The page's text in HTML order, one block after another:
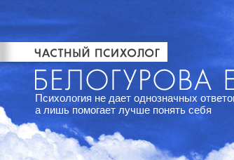
Психология не дает однозначных
а лишь помогает лучше понять себя